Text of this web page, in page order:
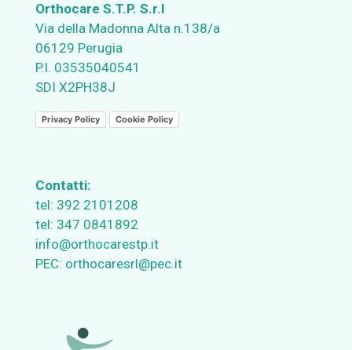
Orthocare S.T.P. S.r.l
Via della Madonna Alta n.138/a
06129 Perugia
P.I. 03535040541
SDI X2PH38J
Privacy Policy Cookie Policy
Contatti:
tel: 392 2101208
tel: 347 0841892
info@orthocarestp.it
PEC: orthocaresrl@pec.it